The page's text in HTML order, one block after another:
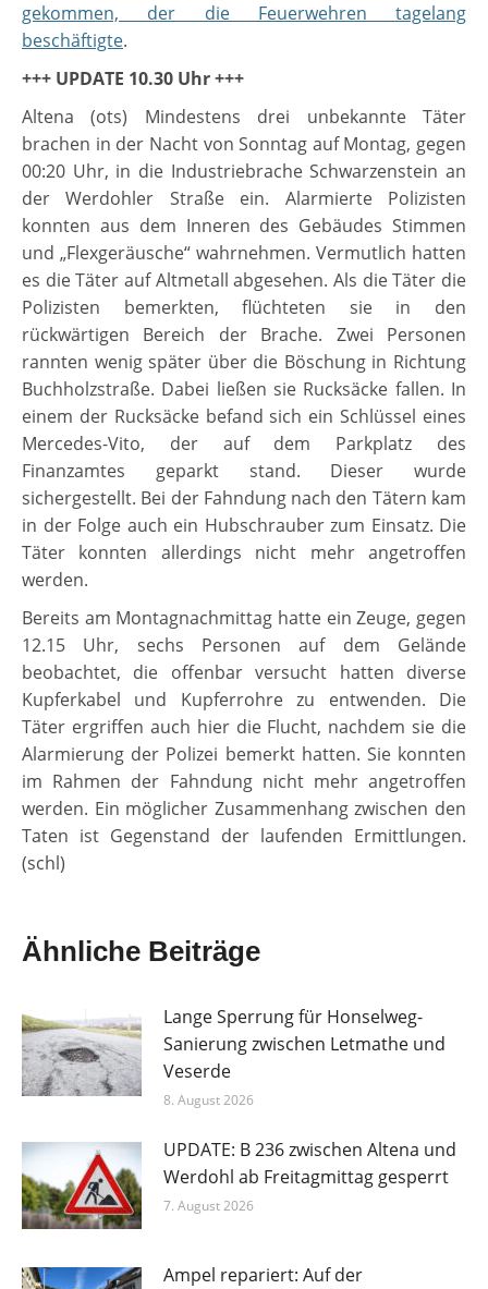
gekommen, der die Feuerwehren tagelang
beschäftigte.
+++ UPDATE 10.30 Uhr +++
Altena (ots) Mindestens drei unbekannte Täter
brachen in der Nacht von Sonntag auf Montag, gegen
00:20 Uhr, in die Industriebrache Schwarzenstein an
der Werdohler Straße ein. Alarmierte Polizisten
konnten aus dem Inneren des Gebäudes Stimmen
und „Flexgeräusche“ wahrnehmen. Vermutlich hatten
es die Täter auf Altmetall abgesehen. Als die Täter die
Polizisten bemerkten, flüchteten sie in den
rückwärtigen Bereich der Brache. Zwei Personen
rannten wenig später über die Böschung in Richtung
Buchholzstraße. Dabei ließen sie Rucksäcke fallen. In
einem der Rucksäcke befand sich ein Schlüssel eines
Mercedes-Vito, der auf dem Parkplatz des
Finanzamtes geparkt stand. Dieser wurde
sichergestellt. Bei der Fahndung nach den Tätern kam
in der Folge auch ein Hubschrauber zum Einsatz. Die
Täter konnten allerdings nicht mehr angetroffen
werden.
Bereits am Montagnachmittag hatte ein Zeuge, gegen
12.15 Uhr, sechs Personen auf dem Gelände
beobachtet, die offenbar versucht hatten diverse
Kupferkabel und Kupferrohre zu entwenden. Die
Täter ergriffen auch hier die Flucht, nachdem sie die
Alarmierung der Polizei bemerkt hatten. Sie konnten
im Rahmen der Fahndung nicht mehr angetroffen
werden. Ein möglicher Zusammenhang zwischen den
Taten ist Gegenstand der laufenden Ermittlungen.
(schl)
Ähnliche Beiträge
Lange Sperrung für Honselweg-
Sanierung zwischen Letmathe und
Veserde
8. August 2026
UPDATE: B 236 zwischen Altena und
Werdohl ab Freitagmittag gesperrt
7. August 2026
Ampel repariert: Auf der